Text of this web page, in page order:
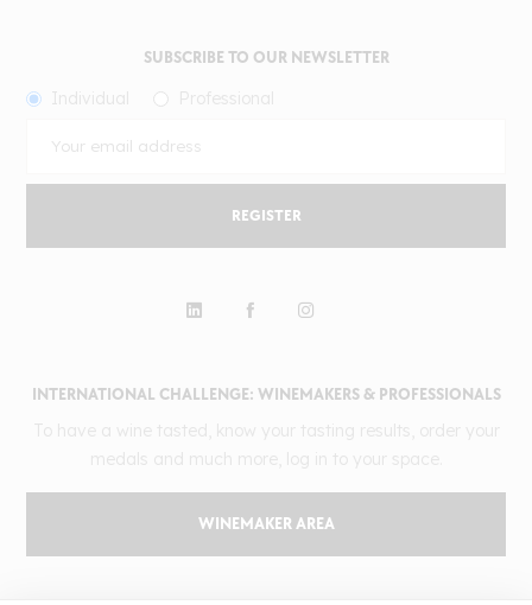
INTERNATIONAL CHALLENGE: WINEMAKERS & PROFESSIONALS
WINEMAKER AREA
SUBSCRIBE TO OUR NEWSLETTER
REGISTER